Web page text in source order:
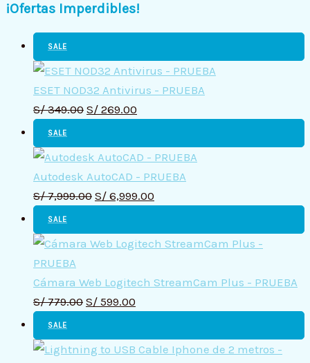
¡Ofertas Imperdibles!
SALE
ESET NOD32 Antivirus - PRUEBA
S/349.00 S/ 269.00
SALE
Autodesk AutoCAD - PRUEBA
S/7,999.00 S/ 6,999.00
SALE
Cámara Web Logitech StreamCam Plus - PRUEBA
S/779.00 S/ 599.00
SALE